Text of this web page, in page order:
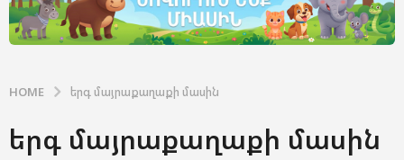
HOME երգ մայրաքաղաքի մասին
երգ մայրաքաղաքի մասին